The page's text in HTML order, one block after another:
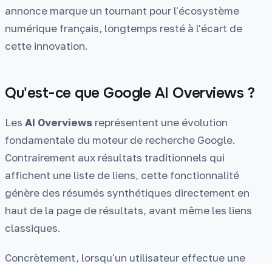
annonce marque un tournant pour l'écosystème
numérique français, longtemps resté à l'écart de
cette innovation.
Qu'est-ce que Google AI Overviews ?
Les AI Overviews représentent une évolution
fondamentale du moteur de recherche Google.
Contrairement aux résultats traditionnels qui
affichent une liste de liens, cette fonctionnalité
génère des résumés synthétiques directement en
haut de la page de résultats, avant même les liens
classiques.
Concrètement, lorsqu'un utilisateur effectue une